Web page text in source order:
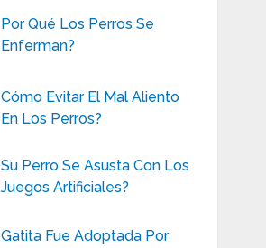
Por Qué Los Perros Se
Enferman?
Cómo Evitar El Mal Aliento
En Los Perros?
Su Perro Se Asusta Con Los
Juegos Artificiales?
Gatita Fue Adoptada Por